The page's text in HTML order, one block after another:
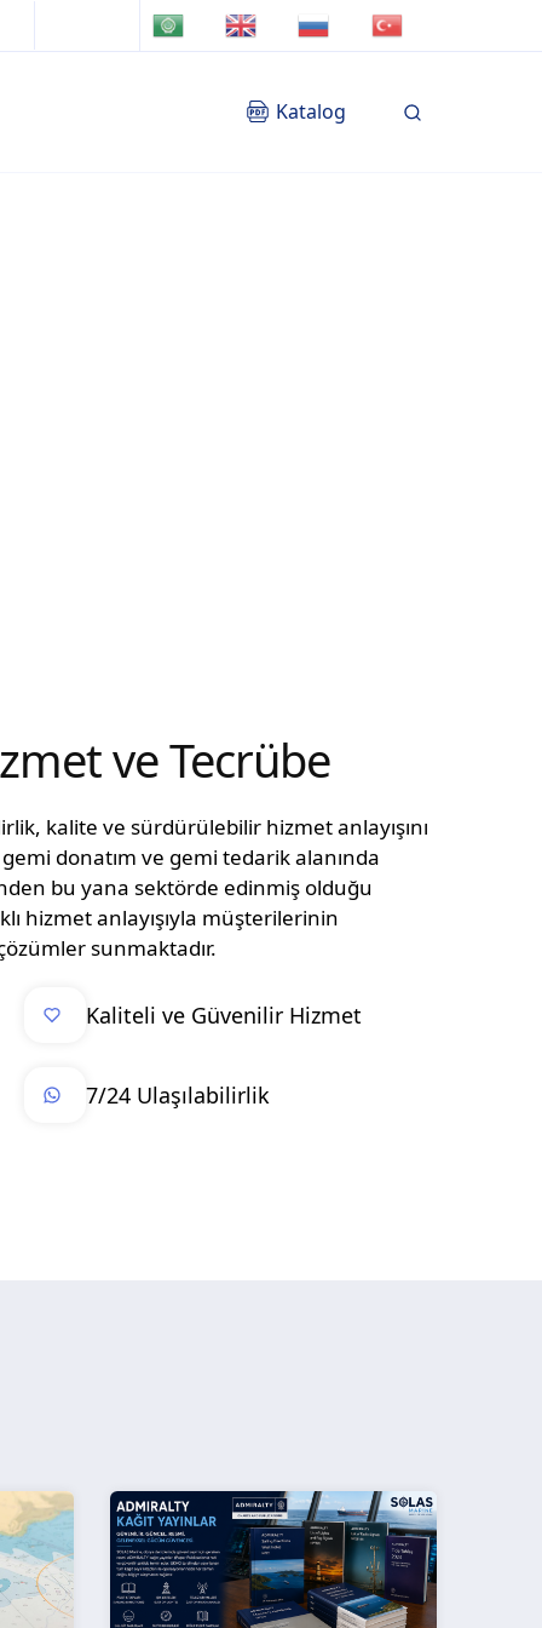
Katalog
ve Tecrübe
kalite ve sürdürülebilir hizmet anlayışını
donatım ve gemi tedarik alanında
bu yana sektörde edinmiş olduğu
hizmet anlayışıyla müşterilerinin
sunmaktadır.
Kaliteli ve Güvenilir Hizmet
7/24 Ulaşılabilirlik